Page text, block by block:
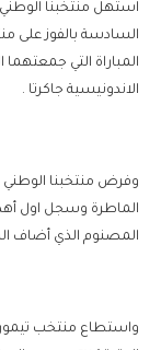
استهل منتخبنا
السادسة بالفوز على
المباراة التي
الاندونيسية جاكرتا .
وفرض منتخبنا الوطني
المصنوم الذي أضاف الهدف
واستطاع منتخب